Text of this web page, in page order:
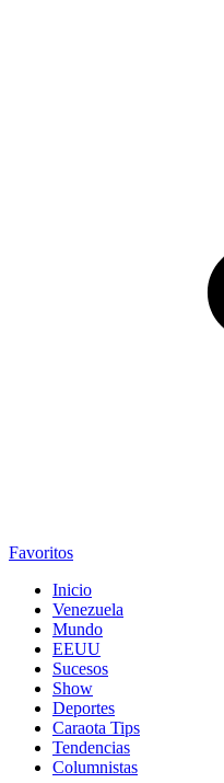
Favoritos
Inicio
Venezuela
Mundo
EEUU
Sucesos
Show
Deportes
Caraota Tips
Tendencias
Columnistas